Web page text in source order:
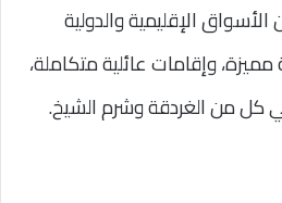
الإقليمية والدولية
وإقامات عائلية متكاملة،
كل من الغردقة وشرم الشيخ.